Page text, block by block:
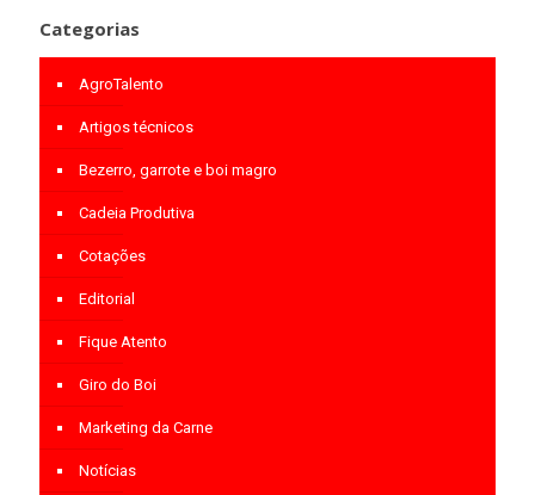
Categorias
AgroTalento
Artigos técnicos
Bezerro, garrote e boi magro
Cadeia Produtiva
Cotações
Editorial
Fique Atento
Giro do Boi
Marketing da Carne
Notícias